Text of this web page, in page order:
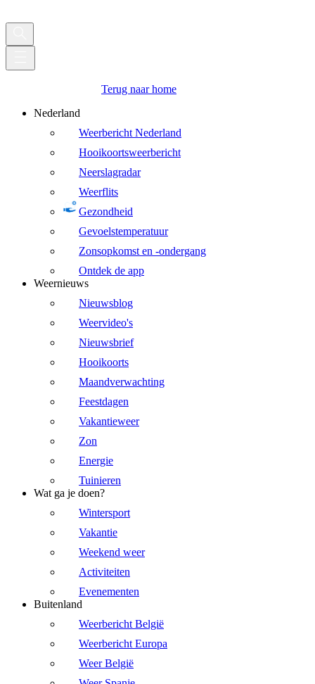
Terug naar home
Nederland
Weerbericht Nederland
Hooikoortsweerbericht
Neerslagradar
Weerflits
Gezondheid
Gevoelstemperatuur
Zonsopkomst en -ondergang
Ontdek de app
Weernieuws
Nieuwsblog
Weervideo's
Nieuwsbrief
Hooikoorts
Maandverwachting
Feestdagen
Vakantieweer
Zon
Energie
Tuinieren
Wat ga je doen?
Wintersport
Vakantie
Weekend weer
Activiteiten
Evenementen
Buitenland
Weerbericht België
Weerbericht Europa
Weer België